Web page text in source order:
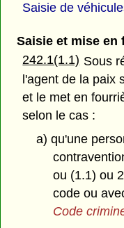
Saisie de
Saisie et mise en
242.1(1.1) Sous
l'agent de la paix
et le met en
selon le cas :
a) qu'une
ou (1.1) ou
code ou
Code